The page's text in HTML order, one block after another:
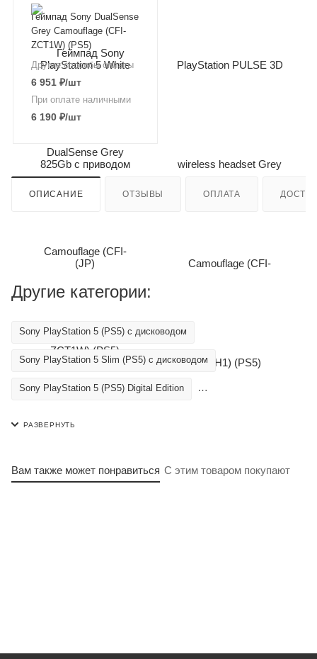
Геймпад Sony DualSense
Grey Camouflage (CFI-
ZCT1W) (PS5)
Другие способы оплаты
6 951₽/шт
При оплате наличными
6 190₽/шт
ОПИСАНИЕ ОТЗЫВЫ ОПЛАТА
Другие категории:
Sony PlayStation 5 (PS5) с дисководом
Sony PlayStation 5 Slim (PS5) с дисководом
Sony PlayStation 5 (PS5) Digital Edition
Sony PlayStation Portal Remote Play
Вам также может понравиться С этим товаром покупают